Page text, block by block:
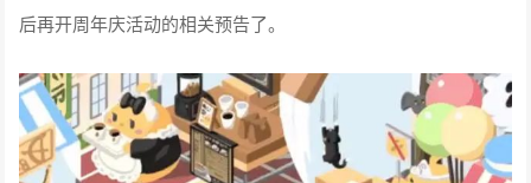
后再开周年庆活动的相关预告了。